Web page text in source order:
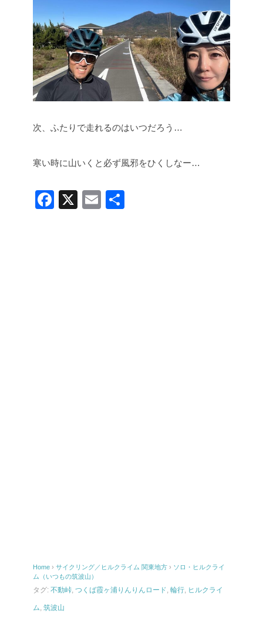
次、ふたりで走れるのはいつだろう…
寒い時に山いくと必ず風邪をひくしなー…
F
X
E
Home › サイクリング／ヒルクライム 関東地方 › ソロ・ヒルクライ
ム（いつもの筑波山）
タグ: 不動峠 つくば霞ヶ浦りんりんロード 輪行 ヒルクライ
ム 筑波山